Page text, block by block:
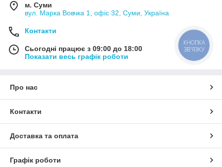
м. Суми
вул. Марка Вовчка 1, офіс 32, Суми, Україна
Контакти
Сьогодні працює з 09:00 до 18:00
Показати весь графік роботи
Про нас
Контакти
Доставка та оплата
Графік роботи
КНОПКА
ЗВ'ЯЗКУ